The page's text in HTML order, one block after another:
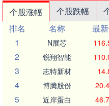
个股涨幅 个股跌幅
排名
名称 最
1
N展芯
2 锐翔智能
3 志特新材
4 博腾股份
5 近岸蛋白